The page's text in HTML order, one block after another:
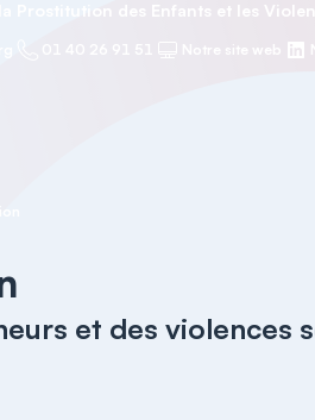
Prostitution des Enfants et les
Notre site web
et des violences